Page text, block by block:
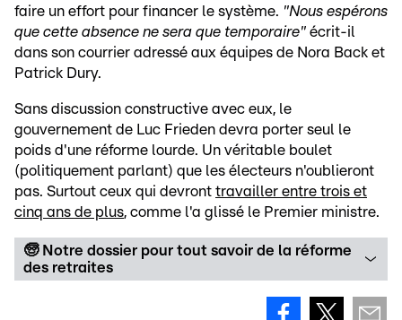
faire un effort pour financer le système. "Nous espérons
que cette absence ne sera que temporaire" écrit-il
dans son courrier adressé aux équipes de Nora Back et
Patrick Dury.
Sans discussion constructive avec eux, le
gouvernement de Luc Frieden devra porter seul le
poids d'une réforme lourde. Un véritable boulet
(politiquement parlant) que les électeurs n'oublieront
pas. Surtout ceux qui devront travailler entre trois et
cinq ans de plus, comme l'a glissé le Premier ministre.
🧓 Notre dossier pour tout savoir de la réforme
des retraites